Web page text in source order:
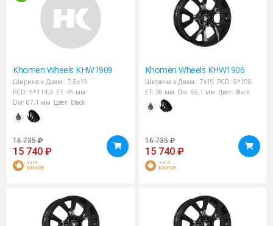
Khomen Wheels KHW1909
Ширина х Диам.: 7,5x19
PCD: 5*114,3 ET: 45 мм
Dia: 67,1 мм Цвет: Black
16 735 ₽
15 740 ₽
+314
БОНУСОВ
Khomen Wheels KHW1906
Ширина х Диам.: 7x19 PCD: 5*108
ET: 36 мм Dia: 65,1 мм Цвет: Black
16 735 ₽
15 740 ₽
+314
БОНУСОВ